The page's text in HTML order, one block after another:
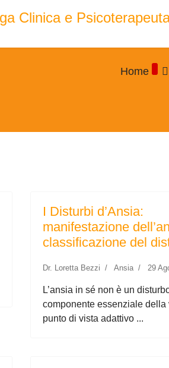
Home
I Disturbi d’Ansia:
manifestazione
classificazione del
Dr. Loretta Bezzi Ansia 29
L’ansia in sé non è un
componente essenziale della
punto di vista adattivo ...